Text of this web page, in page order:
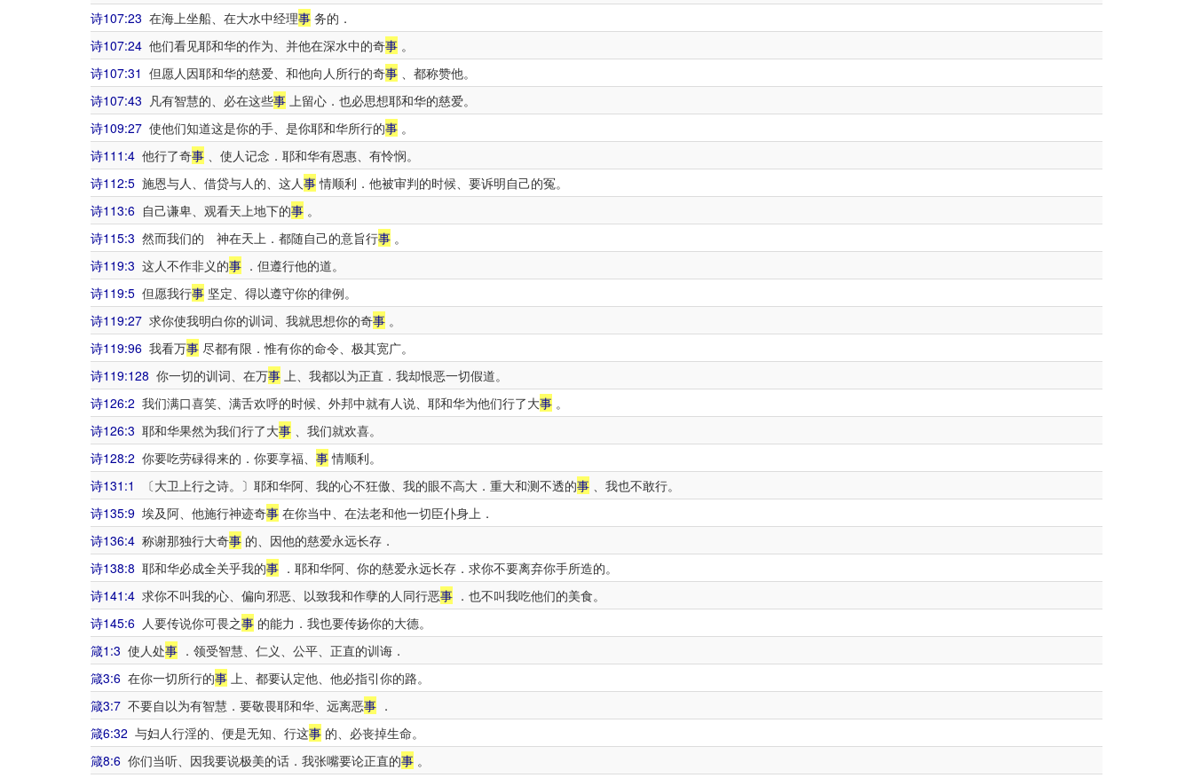
诗107:23 在海上坐船、在大水中经理事 务的．
诗107:24 他们看见耶和华的作为、并他在深水中的奇事 。
诗107:31 但愿人因耶和华的慈爱、和他向人所行的奇事 、都称赞他。
诗107:43 凡有智慧的、必在这些事 上留心．也必思想耶和华的慈爱。
诗109:27 使他们知道这是你的手、是你耶和华所行的事 。
诗111:4 他行了奇事 、使人记念．耶和华有恩惠、有怜悯。
诗112:5 施恩与人、借贷与人的、这人事情顺利．他被审判的时候、要诉明自己的冤。
诗113:6 自己谦卑、观看天上地下的事 。
诗115:3 然而我们的 神在天上．都随自己的意旨行事 。
诗119:3 这人不作非义的事 ．但遵行他的道。
诗119:5 但愿我行事 坚定、得以遵守你的律例。
诗119:27 求你使我明白你的训词、我就思想你的奇事 。
诗119:96 我看万事 尽都有限．惟有你的命令、极其宽广。
诗119:128 你一切的训词、在万事 上、我都以为正直．我却恨恶一切假道。
诗126:2 我们满口喜笑、满舌欢呼的时候、外邦中就有人说、耶和华为他们行了大事 。
诗126:3 耶和华果然为我们行了大事 、我们就欢喜。
诗128:2 你要吃劳碌得来的．你要享福、 事情顺利。
诗131:1
〔大卫上行之诗。〕耶和华阿、我的心不狂傲、我的眼不高大．重大和测不透的事 、我也不敢行。
诗135:9 埃及阿、他施行神迹奇事 在你当中、在法老和他一切臣仆身上．
诗136:4 称谢那独行大奇事 的、因他的慈爱永远长存．
诗138:8 耶和华必成全关乎我的事 ．耶和华阿、你的慈爱永远长存．求你不要离弃你手所造的。
诗141:4 求你不叫我的心、偏向邪恶、以致我和作孽的人同行恶事 ．也不叫我吃他们的美食。
诗145:6 人要传说你可畏之事 的能力．我也要传扬你的大德。
箴1:3 使人处事 ．领受智慧、仁义、公平、正直的训诲．
箴3:6 在你一切所行的事 上、都要认定他、他必指引你的路。
箴3:7 不要自以为有智慧．要敬畏耶和华、远离恶事 ．
箴6:32 与妇人行淫的、便是无知、行这事 的、必丧掉生命。
箴8:6 你们当听、因我要说极美的话．我张嘴要论正直的事 。